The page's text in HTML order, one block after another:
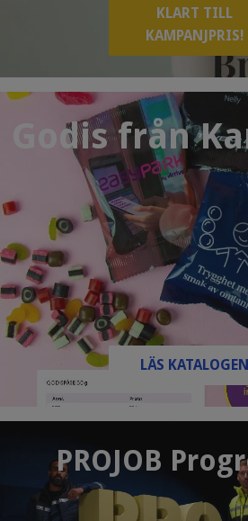
KLART TILL
KAMPANJPRIS!
Godis från
LÄS KATALOGEN
PROJOB